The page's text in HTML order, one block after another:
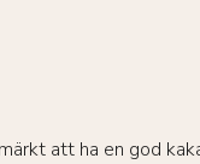
att ha en god